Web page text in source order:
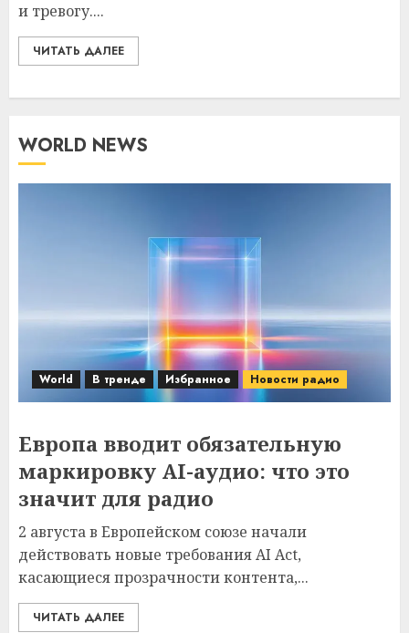
и тревогу....
ЧИТАТЬ ДАЛЕЕ
WORLD NEWS
World В тренде Избранное Новости радио
Европа вводит обязательную
маркировку AI-аудио: что это
значит для радио
2 августа в Европейском союзе начали
действовать новые требования AI Act,
касающиеся прозрачности контента,...
ЧИТАТЬ ДАЛЕЕ